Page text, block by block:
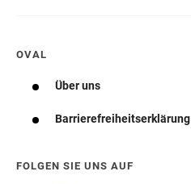
OVAL
Über uns
Barrierefreiheitserklärung
FOLGEN SIE UNS AUF